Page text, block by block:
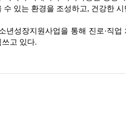
수 있는 환경을 조성하고, 건강한
년성장지원사업을 통해 진로·직
고 있다.